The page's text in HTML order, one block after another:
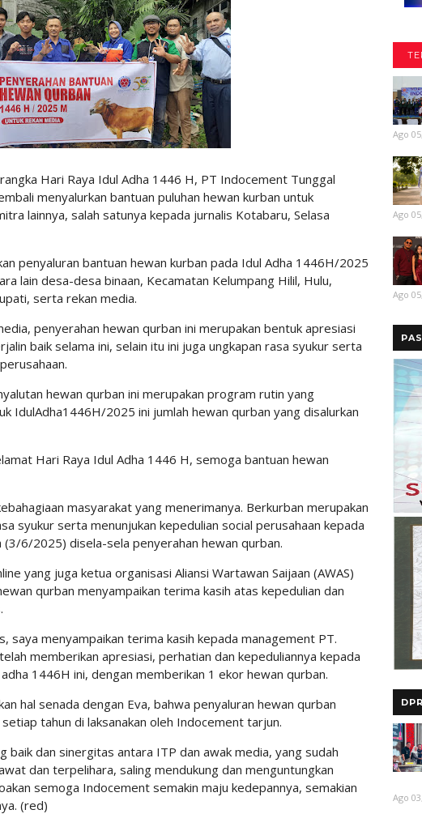
Hari Raya Idul Adha 1446 H, PT Indocement Tunggal
menyalurkan bantuan puluhan hewan kurban untuk
lainnya, salah satunya kepada jurnalis Kotabaru, Selasa
penyaluran bantuan hewan kurban pada Idul Adha 1446H/2025
lain desa-desa binaan, Kecamatan Kelumpang Hilil, Hulu,
serta rekan media.
penyerahan hewan qurban ini merupakan bentuk apresiasi
baik selama ini, selain itu ini juga ungkapan rasa syukur serta
hewan qurban ini merupakan program rutin yang
IdulAdha1446H/2025 ini jumlah hewan qurban yang disalurkan
Hari Raya Idul Adha 1446 H, semoga bantuan hewan
masyarakat yang menerimanya. Berkurban merupakan
syukur serta menunjukan kepedulian social perusahaan kepada
(3/6/2025) disela-sela penyerahan hewan qurban.
yang juga ketua organisasi Aliansi Wartawan Saijaan (AWAS)
qurban menyampaikan terima kasih atas kepedulian dan
saya menyampaikan terima kasih kepada management PT.
memberikan apresiasi, perhatian dan kepeduliannya kepada
1446H ini, dengan memberikan 1 ekor hewan qurban.
hal senada dengan Eva, bahwa penyaluran hewan qurban
tahun di laksanakan oleh Indocement tarjun.
baik dan sinergitas antara ITP dan awak media, yang sudah
dan terpelihara, saling mendukung dan menguntungkan
semoga Indocement semakin maju kedepannya, semakian
(red)
Ago
Ago
Ago
Ago